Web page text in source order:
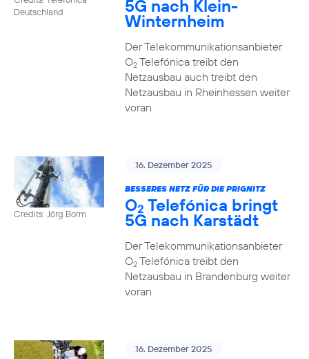
Deutschland
5G nach Klein-
Winternheim
Der Telekommunikationsanbieter
O2Telefónica treibt den
Netzausbau auch treibt den
Netzausbau in Rheinhessen weiter
voran
Credits: Jörg Borm
16. Dezember 2025
BESSERES NETZ FÜR DIE PRIGNITZ
O2 Telefónica bringt
5G nach Karstädt
Der Telekommunikationsanbieter
O2Telefónica treibt den
Netzausbau in Brandenburg weiter
voran
16. Dezember 2025